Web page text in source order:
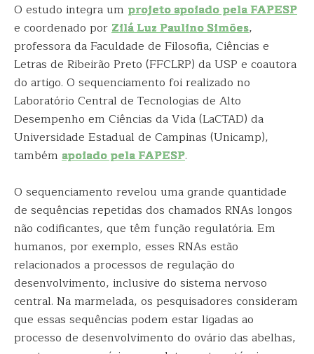
O estudo integra um projeto apoiado pela FAPESP
e coordenado porZilá Luz Paulino Simões,
professora da Faculdade de Filosofia, Ciências e
Letras de Ribeirão Preto (FFCLRP) da USP e coautora
do artigo. O sequenciamento foi realizado no
Laboratório Central de Tecnologias de Alto
Desempenho em Ciências da Vida (LaCTAD) da
Universidade Estadual de Campinas (Unicamp),
também apoiado pela FAPESP.
O sequenciamento revelou uma grande quantidade
de sequências repetidas dos chamados RNAs longos
não codificantes, que têm função regulatória. Em
humanos, por exemplo, esses RNAs estão
relacionados a processos de regulação do
desenvolvimento, inclusive do sistema nervoso
central. Na marmelada, os pesquisadores consideram
que essas sequências podem estar ligadas ao
processo de desenvolvimento do ovário das abelhas,